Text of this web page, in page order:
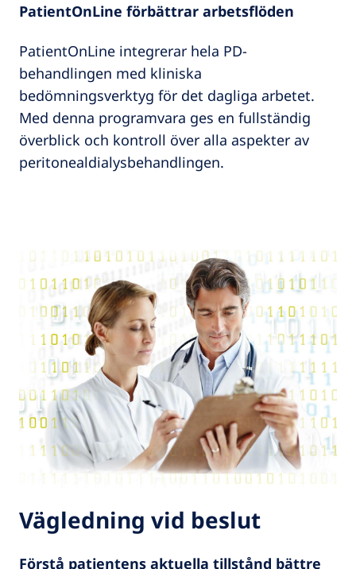
PatientOnLine förbättrar arbetsflöden
PatientOnLine integrerar hela PD-
behandlingen med kliniska
bedömningsverktyg för det dagliga arbetet.
Med denna programvara ges en fullständig
överblick och kontroll över alla aspekter av
peritonealdialysbehandlingen.
Vägledning vid beslut
Förstå patientens aktuella tillstånd bättre